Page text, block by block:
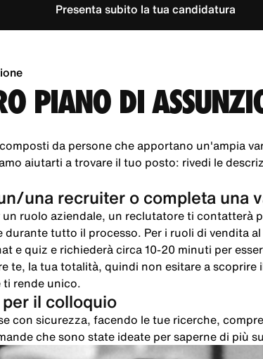
Presenta subito la tua candidatura
PIANO DI
da persone che apportano un'ampia
aiutarti a trovare il tuo posto: rivedi le
una recruiter o completa una
ruolo aziendale, un reclutatore ti contatterà
tutto il processo. Per i ruoli di vendita
e quiz e richiederà circa 10-20 minuti per
te, la tua totalità, quindi non esitare a scoprire
ti rende unico.
il colloquio
con sicurezza, facendo le tue ricerche,
che sono state ideate per saperne di più